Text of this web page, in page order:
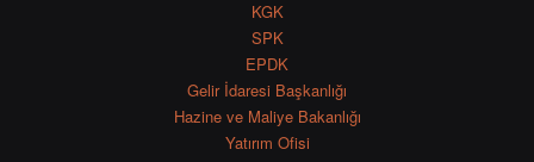
KGK
SPK
EPDK
Gelir İdaresi Başkanlığı
Hazine ve Maliye Bakanlığı
Yatırım Ofisi